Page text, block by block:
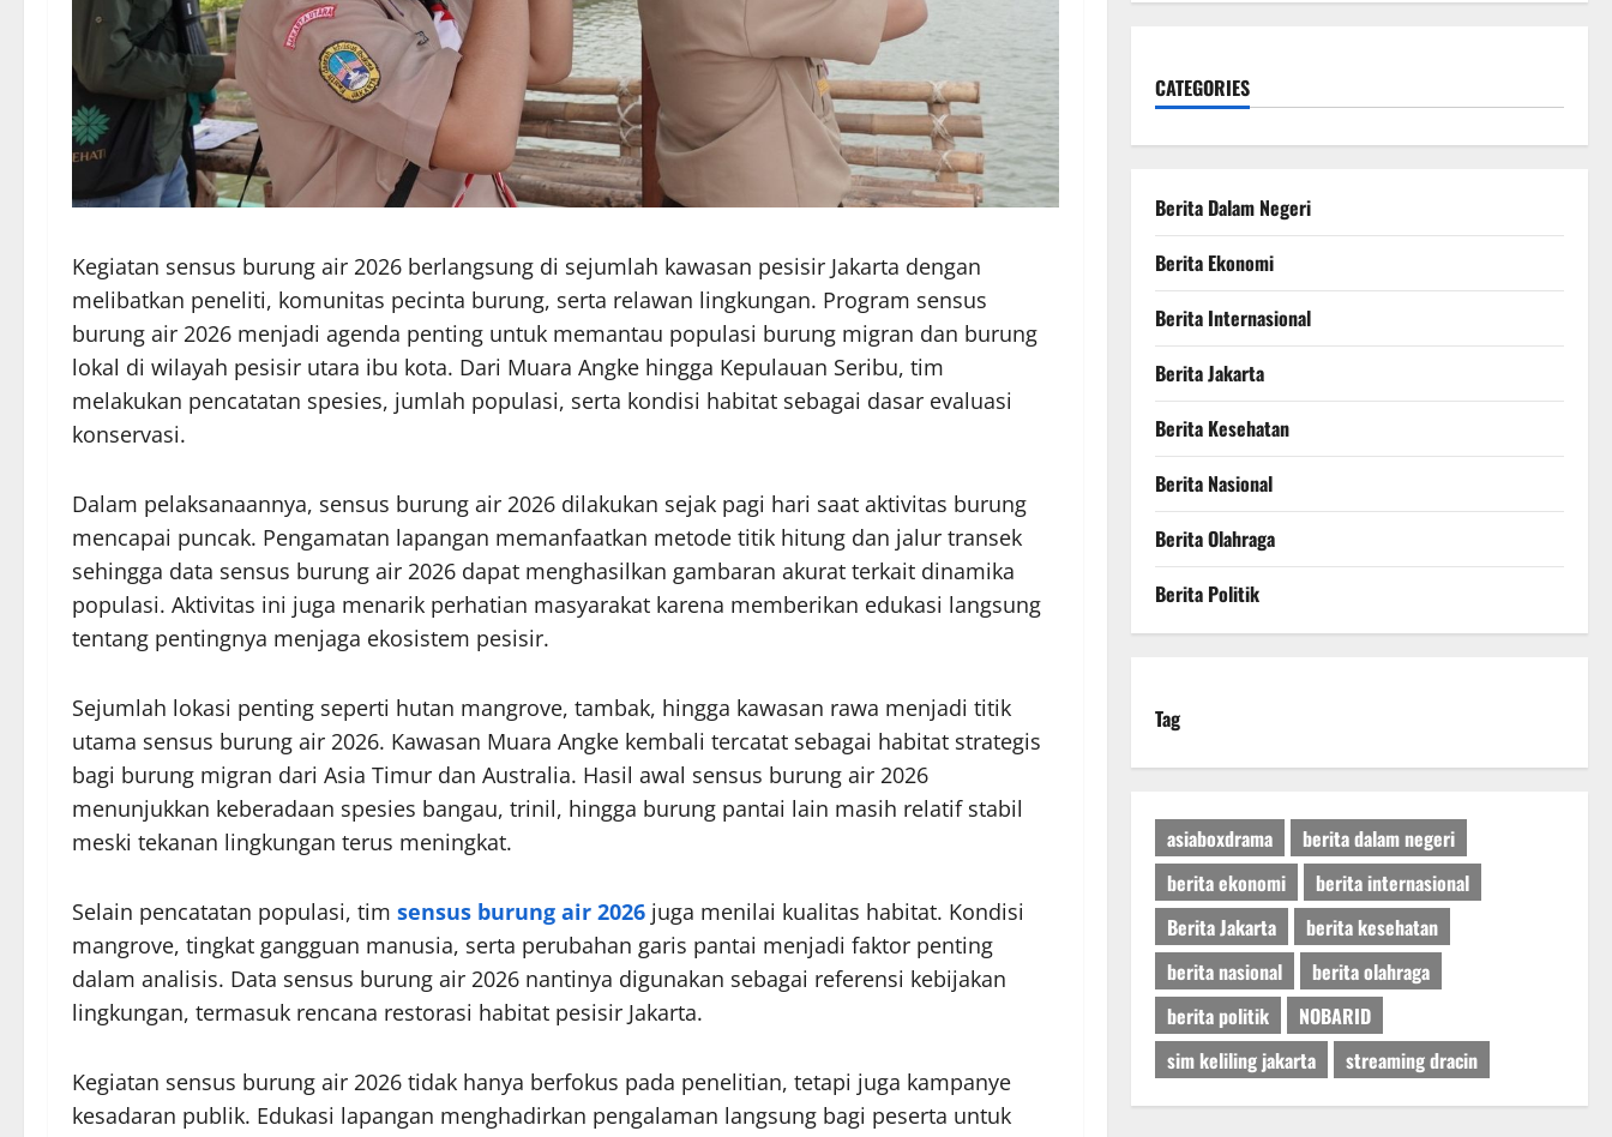
Kegiatan sensus burung air 2026 berlangsung di sejumlah kawasan pesisir Jakarta dengan
melibatkan peneliti, komunitas pecinta burung, serta relawan lingkungan. Program sensus
burung air 2026 menjadi agenda penting untuk memantau populasi burung migran dan burung
lokal di wilayah pesisir utara ibu kota. Dari Muara Angke hingga Kepulauan Seribu, tim
melakukan pencatatan spesies, jumlah populasi, serta kondisi habitat sebagai dasar evaluasi
konservasi.
Dalam pelaksanaannya, sensus burung air 2026 dilakukan sejak pagi hari saat aktivitas burung
mencapai puncak. Pengamatan lapangan memanfaatkan metode titik hitung dan jalur transek
sehingga data sensus burung air 2026 dapat menghasilkan gambaran akurat terkait dinamika
populasi. Aktivitas ini juga menarik perhatian masyarakat karena memberikan edukasi langsung
tentang pentingnya menjaga ekosistem pesisir.
Sejumlah lokasi penting seperti hutan mangrove, tambak, hingga kawasan rawa menjadi titik
utama sensus burung air 2026. Kawasan Muara Angke kembali tercatat sebagai habitat strategis
bagi burung migran dari Asia Timur dan Australia. Hasil awal sensus burung air 2026
menunjukkan keberadaan spesies bangau, trinil, hingga burung pantai lain masih relatif stabil
meski tekanan lingkungan terus meningkat.
Selain pencatatan populasi, tim sensus burung air 2026 juga menilai kualitas habitat. Kondisi
mangrove, tingkat gangguan manusia, serta perubahan garis pantai menjadi faktor penting
dalam analisis. Data sensus burung air 2026 nantinya digunakan sebagai referensi kebijakan
lingkungan, termasuk rencana restorasi habitat pesisir Jakarta.
Kegiatan sensus burung air 2026 tidak hanya berfokus pada penelitian, tetapi juga kampanye
kesadaran publik. Edukasi lapangan menghadirkan pengalaman langsung bagi peserta untuk
CATEGORIES
Berita Dalam Negeri
Berita Ekonomi
Berita Internasional
Berita Jakarta
Berita Kesehatan
Berita Nasional
Berita Olahraga
Berita Politik
Tag
asiaboxdrama
berita dalam negeri
berita ekonomi
berita internasional
Berita Jakarta
berita kesehatan
berita nasional
berita olahraga
berita politik
NOBARID
sim keliling jakarta
streaming dracin